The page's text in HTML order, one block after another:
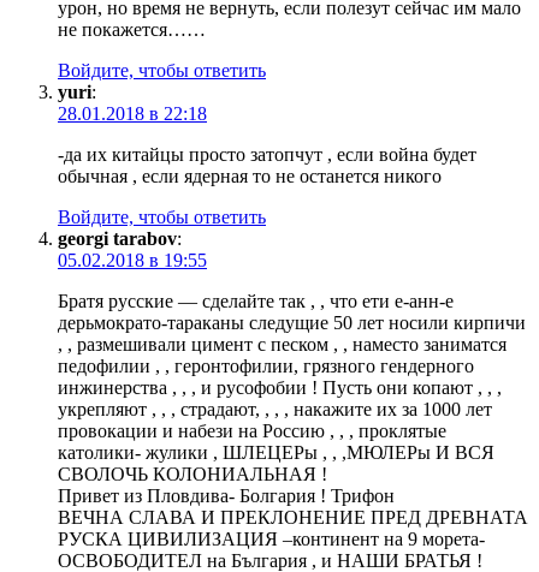
урон, но время не вернуть, если полезут сейчас им мало
не покажется……
Войдите, чтобы ответить
yuri:
28.01.2018 в 22:18
-да их китайцы просто затопчут , если война будет
обычная , если ядерная то не останется никого
Войдите, чтобы ответить
georgi tarabov:
05.02.2018 в 19:55
Братя русские — сделайте так , , что ети е-анн-е
дерьмократо-тараканы следущие 50 лет носили кирпичи
, , размешивали цимент с песком , , наместо заниматся
педофилии , , геронтофилии, грязного гендерного
инжинерства , , , и русофобии ! Пусть они копают , , ,
укрепляют , , , страдают, , , , накажите их за 1000 лет
провокации и набези на Россию , , , проклятые
католики- жулики , ШЛЕЦЕРы , , ,МЮЛЕРы И ВСЯ
СВОЛОЧЬ КОЛОНИАЛЬНАЯ !
Привет из Пловдива- Болгария ! Трифон
ВЕЧНА СЛАВА И ПРЕКЛОНЕНИЕ ПРЕД ДРЕВНАТА
РУСКА ЦИВИЛИЗАЦИЯ –континент на 9 морета-
ОСВОБОДИТЕЛ на България , и НАШИ БРАТЬЯ !